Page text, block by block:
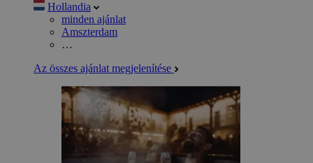
Hollandia
minden ajánlat
Amszterdam
…
Az összes ajánlat megjelenítése